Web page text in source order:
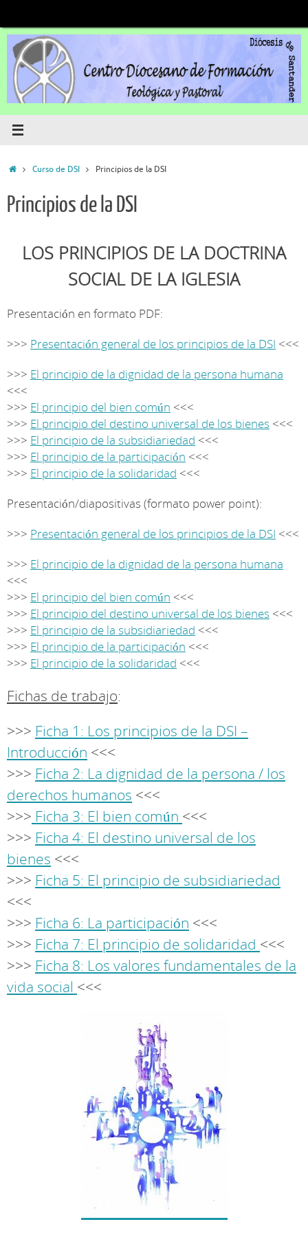
contenido
InicioCurso de DSI Principios de la DSI
Principios de la DSI
LOS PRINCIPIOS DE LA DOCTRINA
SOCIAL DE LA IGLESIA
Presentación en formato PDF:
>>> Presentación general de los principios de la DSI <<<
>>> El principio de la dignidad de la persona humana
<<<
>>> El principio del bien común <<<
>>> El principio del destino universal de los bienes <<<
>>> El principio de la subsidiariedad <<<
>>> El principio de la participación <<<
>>> El principio de la solidaridad <<<
Presentación/diapositivas (formato power point):
>>> Presentación general de los principios de la DSI <<<
>>> El principio de la dignidad de la persona humana
<<<
>>> El principio del bien común <<<
>>> El principio del destino universal de los bienes <<<
>>> El principio de la subsidiariedad <<<
>>> El principio de la participación <<<
>>> El principio de la solidaridad <<<
Fichas de trabajo:
>>> Ficha 1: Los principios de la DSI –
Introducción <<<
>>> Ficha 2: La dignidad de la persona / los
derechos humanos <<<
>>> Ficha 3: El bien común <<<
>>> Ficha 4: El destino universal de los
bienes <<<
>>> Ficha 5: El principio de subsidiariedad
<<<
>>> Ficha 6: La participación <<<
>>> Ficha 7: El principio de solidaridad <<<
>>> Ficha 8: Los valores fundamentales de la
vida social <<<